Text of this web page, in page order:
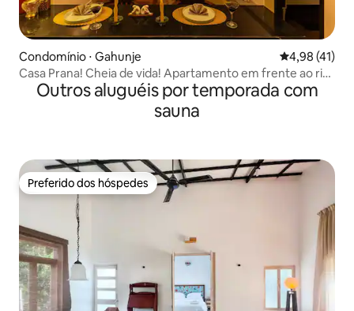
Condomínio ⋅ Gahunje 4,98 de uma
4,98 (41)
Casa Prana! Cheia de vida! Apartamento em frente ao rio
com vista para o golfe
Outros aluguéis por temporada com
sauna
Preferido dos hóspedes
Preferido dos hóspedes